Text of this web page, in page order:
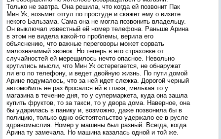
Только не завтра. Она решила, что когда ей позвонит Пак
Мин Ук, возьмет отгул по простуде и скажет ему о визите
некого Бальзама. Сама она не могла позвонить владельцу.
Он выключал известный ей номер телефона. Раньше Арина
в этом не видела какой-то проблемы, верила его
объяснению, что важные переговоры может сорвать
малозначимый звонок. Но теперь в его страховке от
случайностей ей мерещилось нечто опасное. Невольно
крутились мысли, что Мин Ук остерегается, не обнаружат
ли его по телефону, и ведет двойную жизнь. По пути домой
Арине подумалось, что за ней идет слежка. Дорогой черный
автомобиль не раз бросался ей в глаза, мелькая то у
магазина в течение дня, то у супермаркета, куда она зашла
купить фруктов, то за такси, то у двора дома. Наверное, она
бы ударилась в панику и, возможно, даже позвонила бы в
полицию, только одно обстоятельство удержало ее в русле
здравомыслия. Номер у машины был разный. Всегда, когда
Арина ту замечала. Но машина казалась одной и той же.